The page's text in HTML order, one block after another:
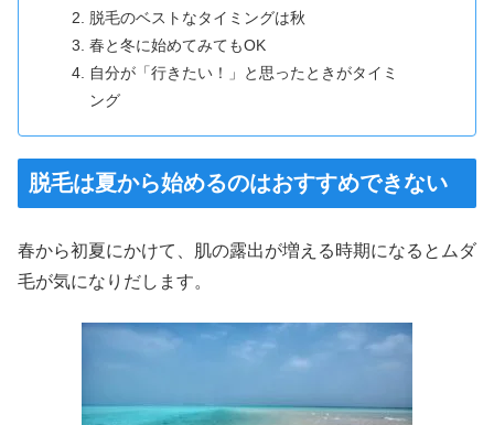
脱毛のベストなタイミングは秋
春と冬に始めてみてもOK
自分が「行きたい！」と思ったときがタイミ
ング
脱毛は夏から始めるのはおすすめできない
春から初夏にかけて、肌の露出が増える時期になるとムダ
毛が気になりだします。